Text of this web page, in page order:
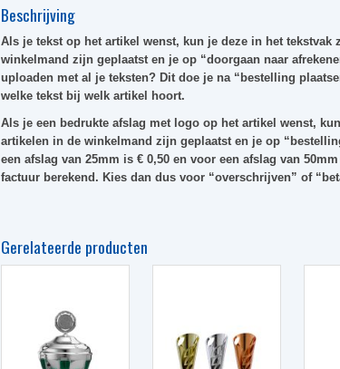
Beschrijving
Als je tekst op het artikel wenst, kun je deze in het tekstvak
winkelmand zijn geplaatst en je op “doorgaan naar
uploaden met al je teksten? Dit doe je na “bestelling
welke tekst bij welk artikel hoort.
Als je een bedrukte afslag met logo op het artikel wenst,
artikelen in de winkelmand zijn geplaatst en je op
een afslag van 25mm is € 0,50 en voor een afslag van
factuur berekend. Kies dan dus voor “overschrijven” of
Gerelateerde producten